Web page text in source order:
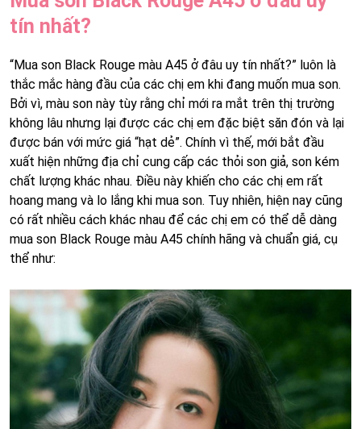
tín nhất?
“Mua son Black Rouge màu A45 ở đâu uy tín nhất?” luôn là
thắc mắc hàng đầu của các chị em khi đang muốn mua son.
Bởi vì, màu son này tùy rằng chỉ mới ra mắt trên thị trường
không lâu nhưng lại được các chị em đặc biệt săn đón và lại
được bán với mức giá “hạt dẻ”. Chính vì thế, mới bắt đầu
xuất hiện những địa chỉ cung cấp các thỏi son giả, son kém
chất lượng khác nhau. Điều này khiến cho các chị em rất
hoang mang và lo lắng khi mua son. Tuy nhiên, hiện nay cũng
có rất nhiều cách khác nhau để các chị em có thể dễ dàng
mua son Black Rouge màu A45 chính hãng và chuẩn giá, cụ
thể như: